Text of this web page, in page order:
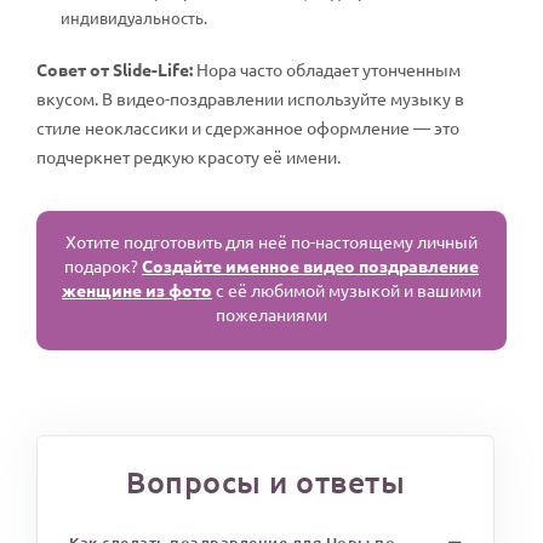
индивидуальность.
Совет от Slide-Life: Нора часто обладает утонченным
вкусом. В видео-поздравлении используйте музыку в
стиле неоклассики и сдержанное оформление — это
подчеркнет редкую красоту её имени.
Хотите подготовить для неё по-настоящему личный
подарок?Создайте именное видео поздравление
женщине из фото с её любимой музыкой и вашими
пожеланиями
Вопросы и ответы